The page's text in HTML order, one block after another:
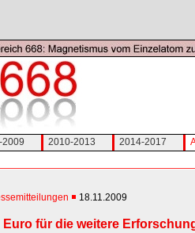
2009 2010-2013 2014-2017
18.11.2009
Euro für die weitere